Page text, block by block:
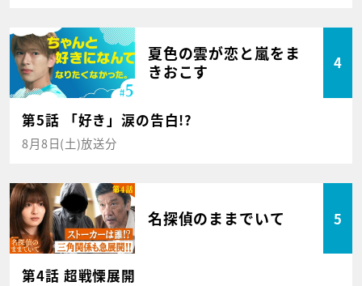
夏色の雲が恋と嵐をま
きおこす
4
第5話 「好き」涙の告白!?
8月8日(土)放送分
名探偵のままでいて 5
第4話 超戦慄展開